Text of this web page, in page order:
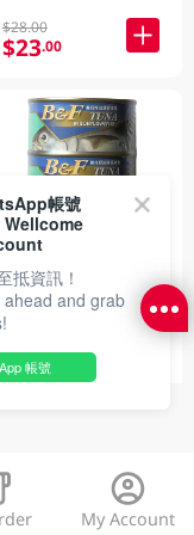
$28.00
$23.00
美味牌油浸吞拿魚罐
裝 3 X 185GM
$57.00
My Account
帳號
抵資訊！
and grab
帳號